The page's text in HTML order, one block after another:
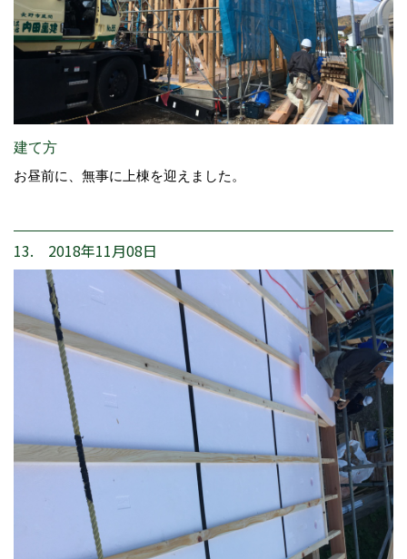
建て方
お昼前に、無事に上棟を迎えました。
13. 2018年11月08日